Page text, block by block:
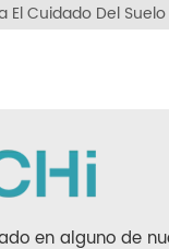
gran potencia, alta
optimizada para
espacios y
como la limpieza a
El Cuidado Del Suelo
en alguno de